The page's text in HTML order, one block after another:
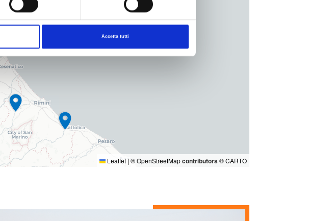
Accetta tutti
Leaflet | ©OpenStreetMapcontributors ©CARTO